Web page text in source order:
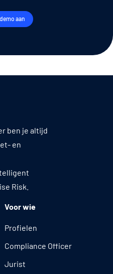
aan
ben je altijd
en
Risk.
Voor wie
Profielen
Compliance Officer
Jurist